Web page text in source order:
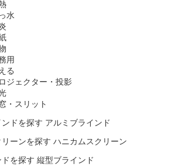
水
用
る
ジェクター・投影
・スリット
アルミブラインド
ハニカムスクリーン
縦型ブラインド